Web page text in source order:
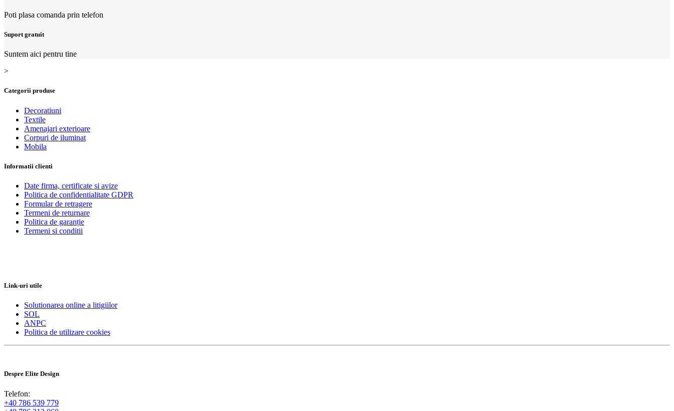
Poti plasa comanda prin telefon
Suport gratuit
Suntem aici pentru tine
>
Categorii produse
Decoratiuni
Textile
Amenajari exterioare
Corpuri de iluminat
Mobila
Informatii clienti
Date firma, certificate si avize
Politica de confidentialitate GDPR
Formular de retragere
Termeni de returnare
Politica de garanție
Termeni si conditii
Link-uri utile
Solutionarea online a litigiilor
SOL
ANPC
Politica de utilizare cookies
Despre Elite Design
Telefon:
+40 786 539 779